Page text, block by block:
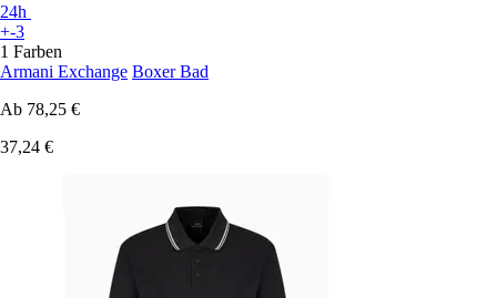
24h
+-3
1 Farben
Armani Exchange Boxer Bad
Ab 78,25 €
37,24 €